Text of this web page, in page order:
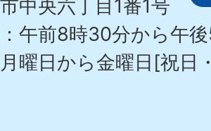
中央六丁目1番1号
午前8時30分から午
曜日から金曜日[祝日